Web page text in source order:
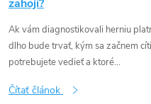
zahojí?
Ak vám diagnostikovali herniu
dlho bude trvať, kým sa začnem
potrebujete vedieť a ktoré...
Čítať článok